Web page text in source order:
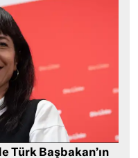
Türk Başbakan’ın